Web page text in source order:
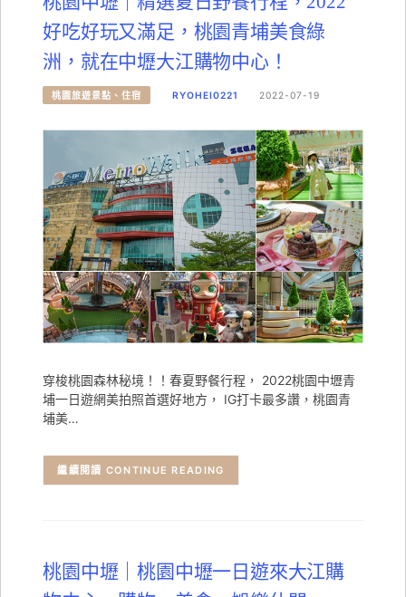
好吃好玩又滿足，桃園青埔美食綠
洲，就在中壢大江購物中心！
桃園旅遊景點、住宿 RYOHEI0221 2022-07-19
穿梭桃園森林秘境！！春夏野餐行程， 2022桃園中壢青
埔一日遊網美拍照首選好地方， IG打卡最多讚，桃園青
埔美…
CONTINUE READING
桃園中壢｜桃園中壢一日遊來大江購